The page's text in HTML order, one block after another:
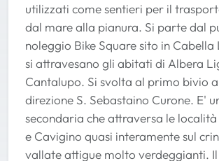
utilizzati come sentieri per il
dal mare alla pianura. Si parte dal
noleggio Bike Square sito in Cabella
si attravesano gli abitati di Albera
Cantalupo. Si svolta al primo bivio
direzione S. Sebastaino Curone. E'
secondaria che attraversa le
e Cavigino quasi interamente sul
vallate attigue molto verdeggianti.